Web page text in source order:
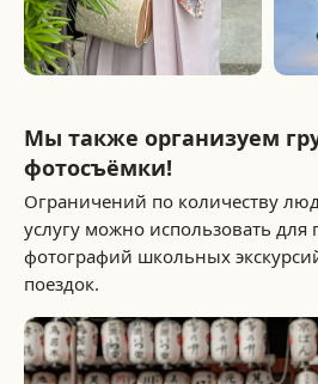
Мы также организуем
фотосъёмки!
Ограничений по количеству
услугу можно использовать для
фотографий школьных
поездок.